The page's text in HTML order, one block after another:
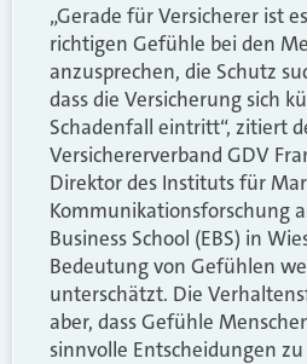
„Gerade für Versicherer ist
richtigen Gefühle bei den
anzusprechen, die Schutz
dass die Versicherung sich
Schadenfall eintritt“, zitiert
Versichererverband GDV
Direktor des Instituts für
Kommunikationsforschung
Business School (EBS) in
Bedeutung von Gefühlen
unterschätzt. Die
aber, dass Gefühle
sinnvolle Entscheidungen